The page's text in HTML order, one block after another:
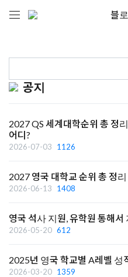
블
공지
2027 QS 세계대학순위 총 정
어디?
2026-07-03 1126
2027 영국 대학교 순위 총 정
2026-06-13 1408
영국 석사 지원, 유학원 통해
2026-05-20 612
2025년 영국 학교별 A레벨 성
2026-03-20 1359